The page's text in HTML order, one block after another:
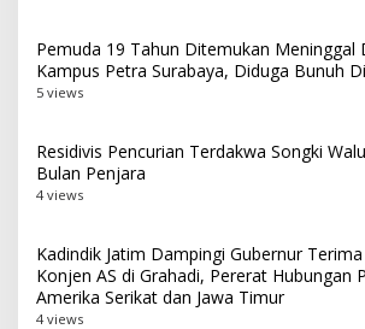
Pemuda 19 Tahun Ditemukan Meninggal
Kampus Petra Surabaya, Diduga Bunuh
5 views
Residivis Pencurian Terdakwa Songki
Bulan Penjara
4 views
Kadindik Jatim Dampingi Gubernur
Konjen AS di Grahadi, Pererat Hubungan
Amerika Serikat dan Jawa Timur
4 views